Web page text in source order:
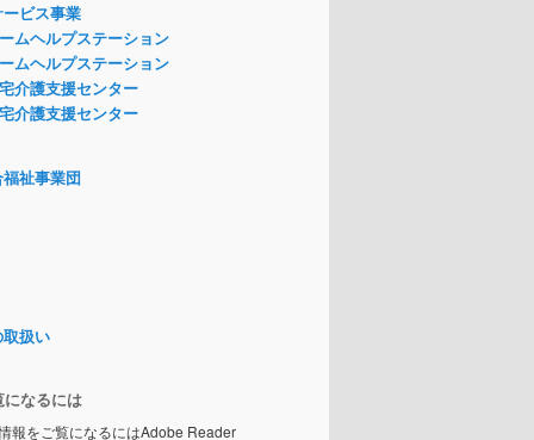
ビス事業
ムヘルプステーション
ムヘルプステーション
介護支援センター
介護支援センター
祉事業団
扱い
なるには
報をご覧になるにはAdobe Reader